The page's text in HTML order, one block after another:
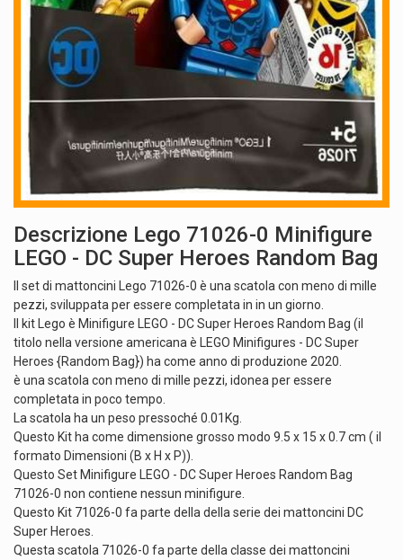
Descrizione Lego 71026-0 Minifigure
LEGO - DC Super Heroes Random Bag
Il set di mattoncini Lego 71026-0 è una scatola con meno di mille
pezzi, sviluppata per essere completata in in un giorno.
Il kit Lego è Minifigure LEGO - DC Super Heroes Random Bag (il
titolo nella versione americana è LEGO Minifigures - DC Super
Heroes {Random Bag}) ha come anno di produzione 2020.
è una scatola con meno di mille pezzi, idonea per essere
completata in poco tempo.
La scatola ha un peso pressoché 0.01Kg.
Questo Kit ha come dimensione grosso modo 9.5 x 15 x 0.7 cm ( il
formato Dimensioni (B x H x P)).
Questo Set Minifigure LEGO - DC Super Heroes Random Bag
71026-0 non contiene nessun minifigure.
Questo Kit 71026-0 fa parte della della serie dei mattoncini DC
Super Heroes.
Questa scatola 71026-0 fa parte della classe dei mattoncini